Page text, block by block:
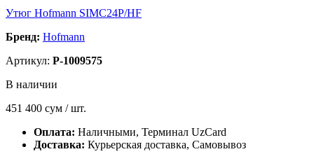
Утюг Hofmann SIMC24P/HF
Бренд: Hofmann
Артикул: P-1009575
В наличии
451 400 сум / шт.
Оплата: Наличными, Терминал UzCard
Доставка: Курьерская доставка, Самовывоз